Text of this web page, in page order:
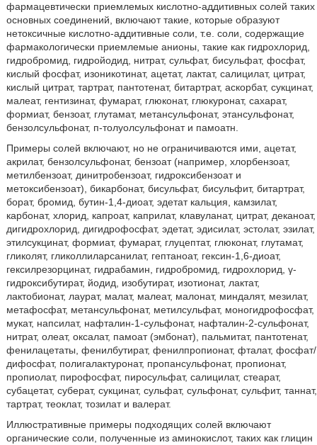
фармацевтически приемлемых кислотно-аддитивных солей таких
основных соединений, включают такие, которые образуют
нетоксичные кислотно-аддитивные соли, т.е. соли, содержащие
фармакологически приемлемые анионы, такие как гидрохлорид,
гидробромид, гидройодид, нитрат, сульфат, бисульфат, фосфат,
кислый фосфат, изоникотинат, ацетат, лактат, салицилат, цитрат,
кислый цитрат, тартрат, пантотенат, битартрат, аскорбат, сукцинат,
малеат, гентизинат, фумарат, глюконат, глюкуронат, сахарат,
формиат, бензоат, глутамат, метансульфонат, этансульфонат,
бензолсульфонат, п-толуолсульфонат и памоатн.
Примеры солей включают, но не ограничиваются ими, ацетат,
акрилат, бензолсульфонат, бензоат (например, хлорбензоат,
метилбензоат, динитробензоат, гидроксибензоат и
метоксибензоат), бикарбонат, бисульфат, бисульфит, битартрат,
борат, бромид, бутин-1,4-диоат, эдетат кальция, камзилат,
карбонат, хлорид, капроат, каприлат, клавуланат, цитрат, деканоат,
дигидрохлорид, дигидрофосфат, эдетат, эдисилат, эстолат, эзилат,
этилсукцинат, формиат, фумарат, глуцептат, глюконат, глутамат,
гликолят, гликоллиларсанилат, гептаноат, гексин-1,6-диоат,
гексилрезорцинат, гидрабамин, гидробромид, гидрохлорид, γ-
гидроксибутират, йодид, изобутират, изотионат, лактат,
лактобионат, лаурат, малат, малеат, малонат, миндалят, мезилат,
метафосфат, метансульфонат, метилсульфат, моногидрофосфат,
мукат, напсилат, нафталин-1-сульфонат, нафталин-2-сульфонат,
нитрат, олеат, оксалат, памоат (эмбонат), пальмитат, пантотенат,
фенилацетаты, фенилбутират, фенилпропионат, фталат, фосфат/
дифосфат, полигалактуронат, пропансульфонат, пропионат,
пропиолат, пирофосфат, пиросульфат, салицилат, стеарат,
субацетат, суберат, сукцинат, сульфат, сульфонат, сульфит, таннат,
тартрат, теоклат, тозилат и валерат.
Иллюстративные примеры подходящих солей включают
органические соли, полученные из аминокислот, таких как глицин